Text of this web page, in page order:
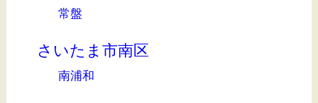
常盤
さいたま市南区
南浦和